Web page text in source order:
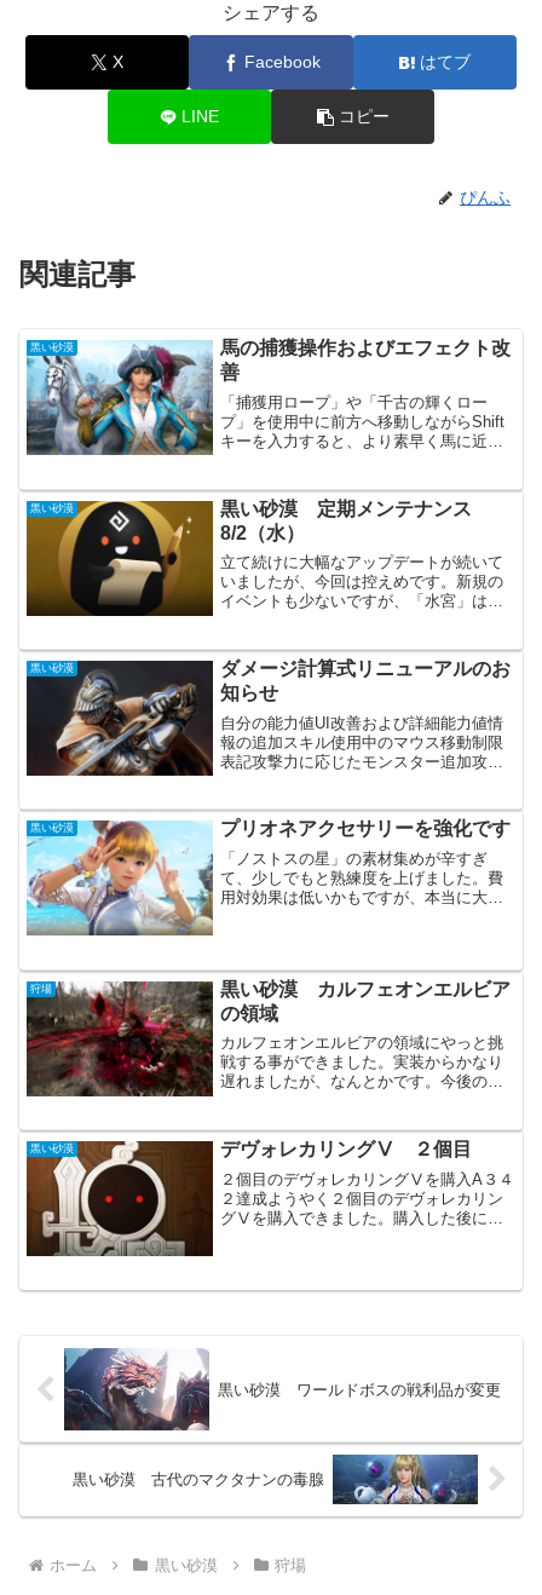
シェアする
X Facebook はてブ
LINE コピー
ぴんふ
関連記事
黒い砂漠
馬の捕獲操作およびエフェクト改
善
「捕獲用ロープ」や「千古の輝くロー
プ」を使用中に前方へ移動しながらShift
キーを入力すると、より素早く馬に近付
が楽になるなーと思ったらちょっと違っ
てました。ミニゲーム...
黒い砂漠
黒い砂漠 定期メンテナンス
8/2（水）
立て続けに大幅なアップデートが続いて
いましたが、今回は控えめです。新規の
イベントも少ないですが、「水宮」はか
い髪型が1種と女性クラスの新しい髪型が
2種、追加女性クラスに...
黒い砂漠
ダメージ計算式リニューアルのお
知らせ
自分の能力値UI改善および詳細能力値情
報の追加スキル使用中のマウス移動制限
表記攻撃力に応じたモンスター追加攻撃
の変更命中と回避相性係数召喚獣関連の
調整攻撃力増加、防御力...
黒い砂漠 プリオネアクセサリーを強化です
「ノストスの星」の素材集めが辛すぎ
て、少しでもと熟練度を上げました。費
用対効果は低いかもですが、本当に大変
ス4１４イヤリング４１１...
狩場
黒い砂漠 カルフェオンエルビア
の領域
カルフェオンエルビアの領域にやっと挑
戦する事ができました。実装からかなり
遅れましたが、なんとかです。今後のア
が必要になりそうですし、出来る限り頑
張りたいところです。「結...
黒い砂漠 デヴォレカリングⅤ ２個目
２個目のデヴォレカリングⅤを購入A３４
２達成ようやく２個目のデヴォレカリン
グⅤを購入できました。購入した後にす
ラザドリングⅤからの更...
黒い砂漠 ワールドボスの戦利品が変更
黒い砂漠 古代のマクタナンの毒腺
ホーム 黒い砂漠 狩場